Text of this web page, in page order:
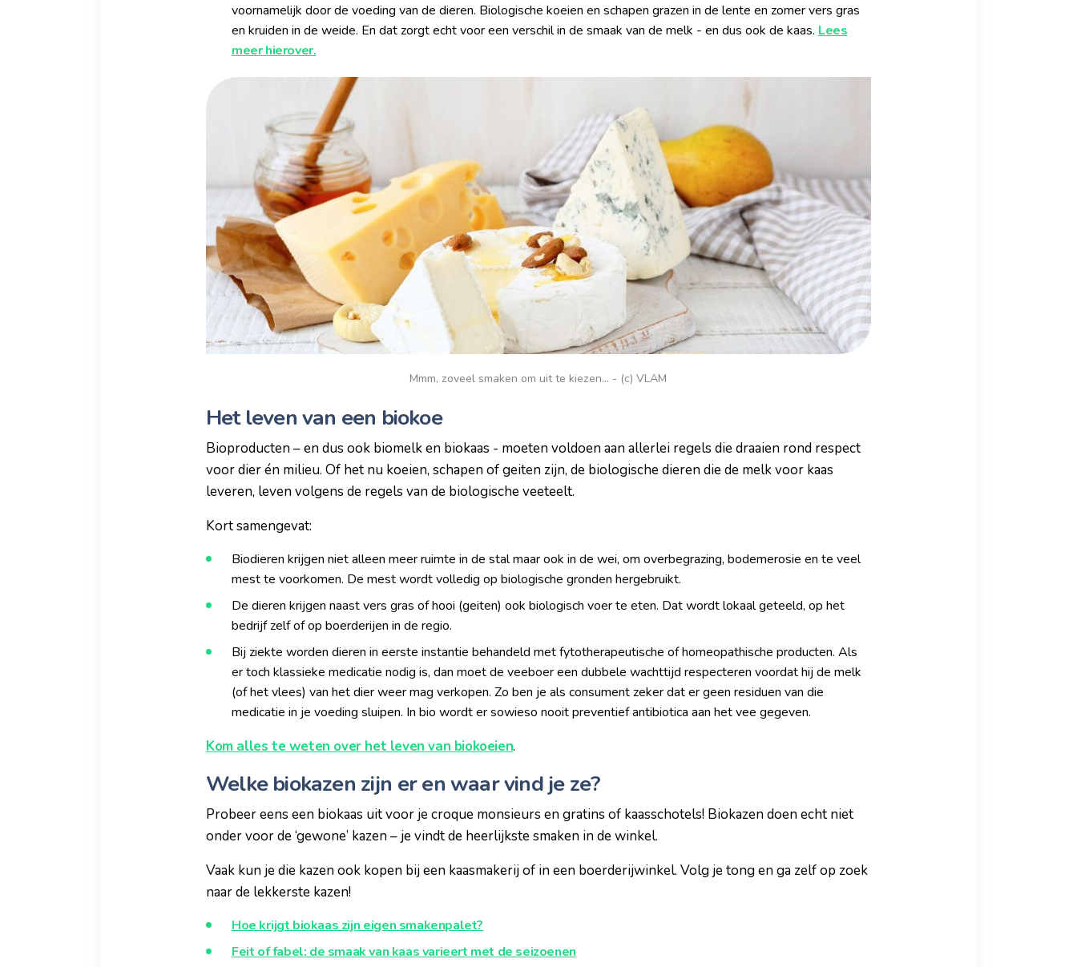
voornamelijk door de voeding van de dieren. Biologische koeien en schapen grazen in de lente en zomer vers gras
en kruiden in de weide. En dat zorgt echt voor een verschil in de smaak van de melk - en dus ook de kaas. Lees
meer hierover.
Mmm, zoveel smaken om uit te kiezen... - (c) VLAM
Het leven van een biokoe
Bioproducten – en dus ook biomelk en biokaas - moeten voldoen aan allerlei regels die draaien rond respect
voor dier én milieu. Of het nu koeien, schapen of geiten zijn, de biologische dieren die de melk voor kaas
leveren, leven volgens de regels van de biologische veeteelt.
Kort samengevat:
Biodieren krijgen niet alleen meer ruimte in de stal maar ook in de wei, om overbegrazing, bodemerosie en te veel
mest te voorkomen. De mest wordt volledig op biologische gronden hergebruikt.
De dieren krijgen naast vers gras of hooi (geiten) ook biologisch voer te eten. Dat wordt lokaal geteeld, op het
bedrijf zelf of op boerderijen in de regio.
Bij ziekte worden dieren in eerste instantie behandeld met fytotherapeutische of homeopathische producten. Als
er toch klassieke medicatie nodig is, dan moet de veeboer een dubbele wachttijd respecteren voordat hij de melk
(of het vlees) van het dier weer mag verkopen. Zo ben je als consument zeker dat er geen residuen van die
medicatie in je voeding sluipen. In bio wordt er sowieso nooit preventief antibiotica aan het vee gegeven.
Kom alles te weten over het leven van biokoeien.
Welke biokazen zijn er en waar vind je ze?
Probeer eens een biokaas uit voor je croque monsieurs en gratins of kaasschotels! Biokazen doen echt niet
onder voor de ‘gewone’ kazen – je vindt de heerlijkste smaken in de winkel.
Vaak kun je die kazen ook kopen bij een kaasmakerij of in een boerderijwinkel. Volg je tong en ga zelf op zoek
naar de lekkerste kazen!
Hoe krijgt biokaas zijn eigen smakenpalet?
Feit of fabel: de smaak van kaas varieert met de seizoenen